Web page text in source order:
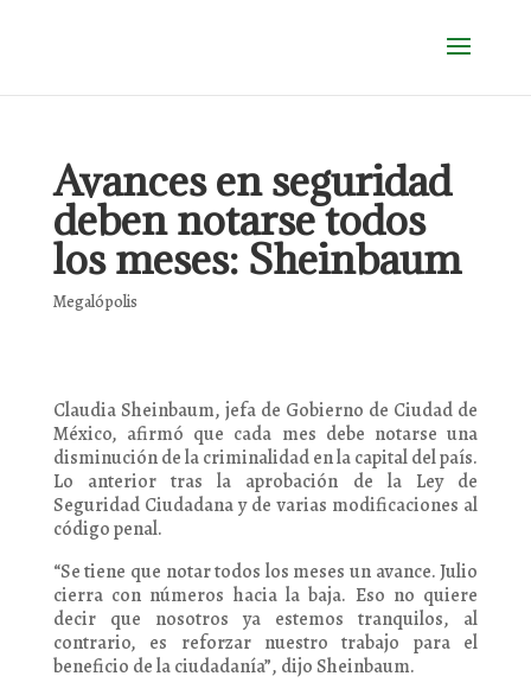
Avances en seguridad
deben notarse todos
los meses: Sheinbaum
Megalópolis
Claudia Sheinbaum, jefa de Gobierno de Ciudad de
México, afirmó que cada mes debe notarse una
disminución de la criminalidad en la capital del país.
Lo anterior tras la aprobación de la Ley de
Seguridad Ciudadana y de varias modificaciones al
código penal.
“Se tiene que notar todos los meses un avance. Julio
cierra con números hacia la baja. Eso no quiere
decir que nosotros ya estemos tranquilos, al
contrario, es reforzar nuestro trabajo para el
beneficio de la ciudadanía”, dijo Sheinbaum.